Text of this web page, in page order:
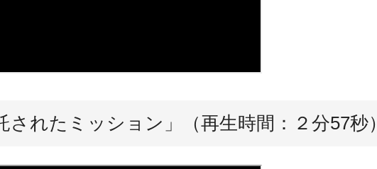
れたミッション」（再生時間：２分57秒）